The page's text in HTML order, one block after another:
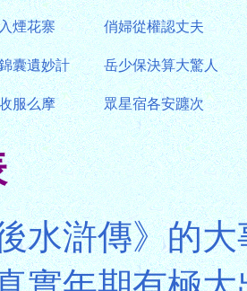
煙花寨 俏婦從權認丈夫
囊遺妙計 岳少保決算大驚人
服么摩 眾星宿各安躔次
水滸傳》的